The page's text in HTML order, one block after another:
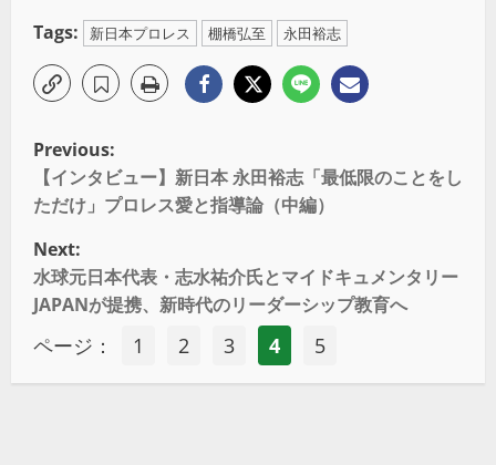
Tags: 新日本プロレス 棚橋弘至 永田裕志
Previous:
【インタビュー】新日本 永田裕志「最低限のことをし
ただけ」プロレス愛と指導論（中編）
Next:
水球元日本代表・志水祐介氏とマイドキュメンタリー
JAPANが提携、新時代のリーダーシップ教育へ
ページ： 1 2 3 4 5